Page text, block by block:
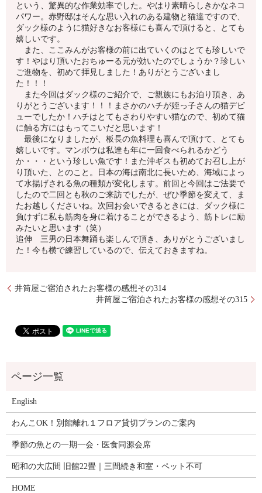
という、驚異的な作業効率でした。やはり素晴らしきかなネコ
パワー。赤野邸はそんな思い入れのある建物と猫達ですので、
ダック様のように猫好きなお客様にも喜んで頂けると、とても
嬉しいです。
また、ここみんがお客様の前に出ていくのはとても珍しいで
す！やはり頂いたおちゅーる元が効いたのでしょうか？珍しい
ご進物を、初めて拝見しました！ありがとうございまし
た！！！
また今回はダック様のご紹介で、ご親族にもお泊り頂き、あ
りがとうございます！！！まさかのハチが姪っ子さんの猫デビ
ューでしたか！ハチはとてもさわりやすい猫なので、初めて猫
に触る方にはもってこいだと思います！
最後になりましたが、板長の魚料理も喜んで頂けて、とても
嬉しいです。マンボウは私達も年に一回食べられるかどう
か・・・という珍しい魚です！また沖ギスも初めてお召し上が
り頂いた、とのこと。日本の海は南北に長いため、海域によっ
て水揚げされる魚の種類が変化します。前回と今回はご法要で
したので二回とも秋のご来訪でしたが、ぜひ季節を変えて、ま
たお越しくださいね。次回お会いできるときには、ダック様に
負けずに私も筋肉を身に着けることができるよう、筋トレに励
みたいと思います（笑）
追伸 三男の日本舞踊も楽しんで頂き、ありがとうございまし
た！今も横で練習しているので、伝えておきますね。
井筒屋ご宿泊されたお客様の感想その314
井筒屋ご宿泊されたお客様の感想その315
English
わんこOK！別館離れ１フロア貸切プランのご案内
季節の魚との一期一会・医食同源会席
昭和の大広間 旧館22畳｜三間続き和室・ペット不可
HOME